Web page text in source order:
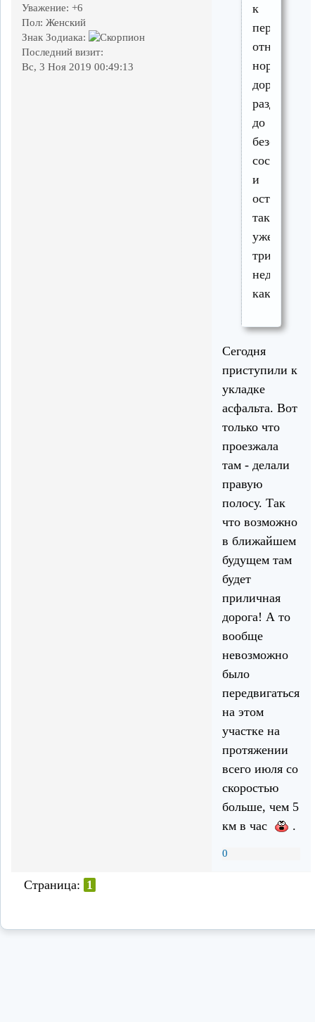
Уважение: +6
Пол: Женский
Знак Зодиака:
Последний визит:
Вс, 3 Ноя 2019 00:49:13
к
переезду
дорогу
до
состояния
и
оставили
так
уже
три
недели
как
Сегодня
приступили к
укладке
асфальта. Вот
только что
проезжала
там - делали
правую
полосу. Так
что возможно
в ближайшем
будущем там
будет
приличная
дорога! А то
вообще
невозможно
было
передвигаться
на этом
участке на
протяжении
всего июля со
скоростью
больше, чем 5
км в час
.
0
Страница: 1